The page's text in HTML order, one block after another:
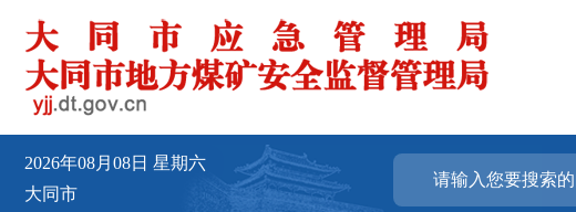
2026年08月08日 星期六
大同市